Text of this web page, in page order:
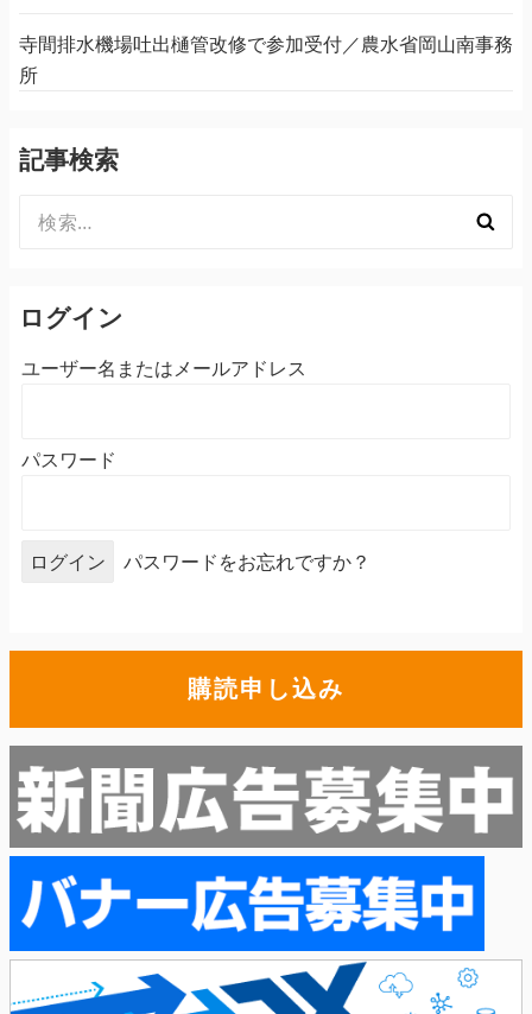
寺間排水機場吐出樋管改修で参加受付／農水省岡山南事務
所
記事検索
索:
ログイン
ユーザー名またはメールアドレス
パスワード
パスワードをお忘れですか？
購読申し込み